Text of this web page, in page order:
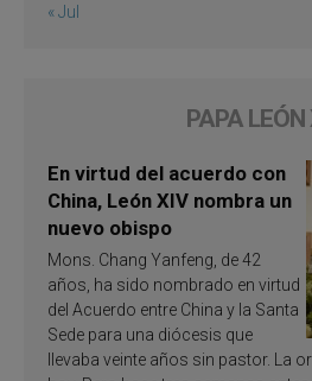
« Jul
PAPA LEÓN
En virtud del acuerdo con
China, León XIV nombra un
nuevo obispo
Mons. Chang Yanfeng, de 42
años, ha sido nombrado en virtud
del Acuerdo entre China y la Santa
Sede para una diócesis que
llevaba veinte años sin pastor. La